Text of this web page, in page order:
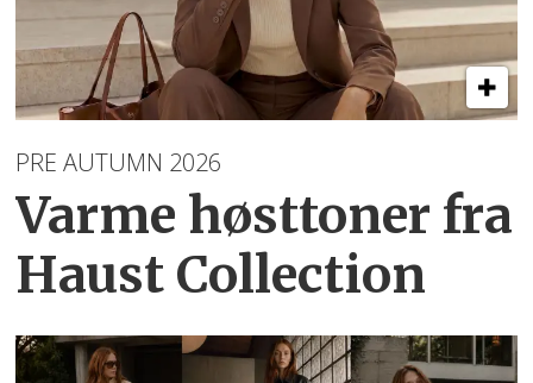
PRE AUTUMN 2026
Varme høsttoner fra
Haust Collection